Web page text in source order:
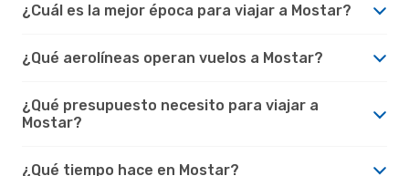
¿Cuál es la mejor época para viajar a Mostar?
¿Qué aerolíneas operan vuelos a Mostar?
¿Qué presupuesto necesito para viajar a
Mostar?
¿Qué tiempo hace en Mostar?